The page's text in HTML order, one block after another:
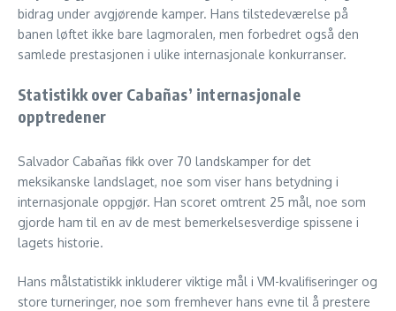
bidrag under avgjørende kamper. Hans tilstedeværelse på
banen løftet ikke bare lagmoralen, men forbedret også den
samlede prestasjonen i ulike internasjonale konkurranser.
Statistikk over Cabañas’ internasjonale
opptredener
Salvador Cabañas fikk over 70 landskamper for det
meksikanske landslaget, noe som viser hans betydning i
internasjonale oppgjør. Han scoret omtrent 25 mål, noe som
gjorde ham til en av de mest bemerkelsesverdige spissene i
lagets historie.
Hans målstatistikk inkluderer viktige mål i VM-kvalifiseringer og
store turneringer, noe som fremhever hans evne til å prestere